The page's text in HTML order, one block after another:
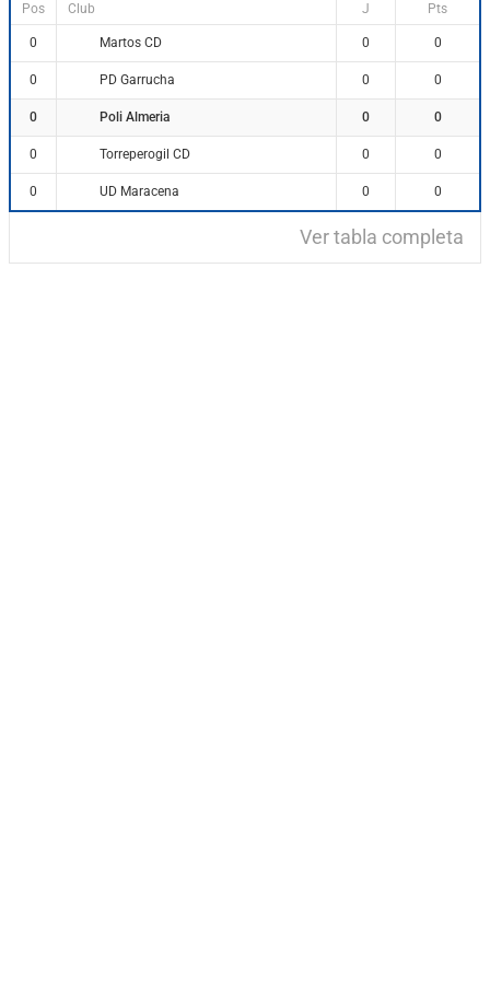
Pos Club J Pts
0 Martos CD 0 0
0 PD Garrucha 0 0
0 Poli Almeria 0 0
0 Torreperogil CD 0 0
0 UD Maracena 0 0
Ver tabla completa